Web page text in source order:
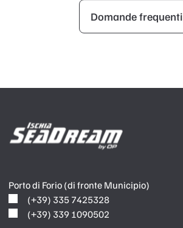
Domande frequenti
Porto di Forio (di fronte Municipio)
(+39) 335 7425328
(+39) 339 1090502